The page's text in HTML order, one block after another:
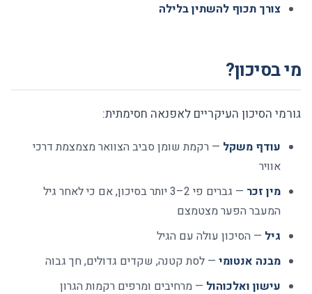
צורך תכוף להשתין בלילה
מי בסיכון?
גורמי הסיכון העיקריים לאפנאה חסימתית:
עודף משקל — רקמת שומן סביב הצוואר מצמצמת דרכי
אוויר
מין זכר
— גברים פי 2–3 יותר בסיכון, אם כי לאחר גיל
המעבר הפער מצטמצם
גיל — הסיכון עולה עם הגיל
מבנה אנטומי— לסת קטנה, שקדים גדולים, חך גבוה
עישון ואלכוהול — מרחיבים ומרפים רקמות הגרון